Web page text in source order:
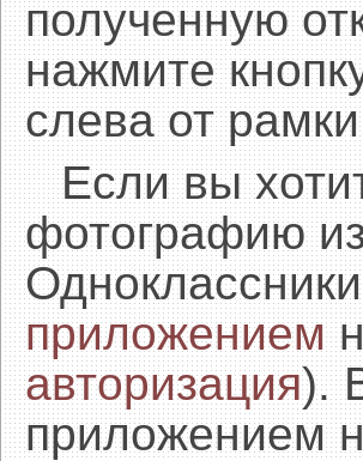
полученную
нажмите
слева от
Если вы
фотографию
приложением
авторизация).
приложением